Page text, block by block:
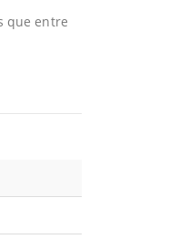
que entre